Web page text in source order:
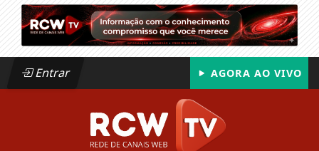
Entrar AGORA AO VIVO